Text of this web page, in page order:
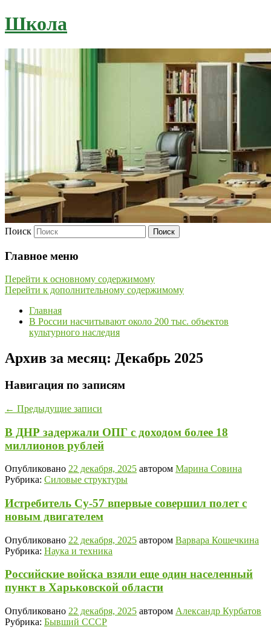
Школа
Поиск
Главное меню
Перейти к основному содержимому
Перейти к дополнительному содержимому
Главная
В России насчитывают около 200 тыс. объектов
культурного наследия
Архив за месяц: Декабрь 2025
Навигация по записям
← Предыдущие записи
В ДНР задержали ОПГ с доходом более 18
миллионов рублей
Опубликовано 22 декабря, 2025 автором Марина Совина
Рубрика: Силовые структуры
Истребитель Су-57 впервые совершил полет с
новым двигателем
Опубликовано 22 декабря, 2025 автором Варвара Кошечкина
Рубрика: Наука и техника
Российские войска взяли еще один населенный
пункт в Харьковской области
Опубликовано 22 декабря, 2025 автором Александр Курбатов
Рубрика: Бывший СССР